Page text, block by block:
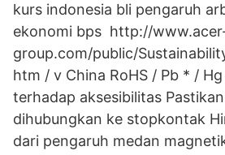
kurs indonesia bli pengaruh
ekonomi bps http://
group.com/public/
htm / v China RoHS / Pb * / Hg
terhadap aksesibilitas
dihubungkan ke stopkontak
dari pengaruh medan